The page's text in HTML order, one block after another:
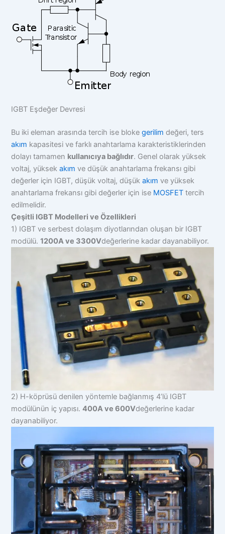
IGBT Eşdeğer Devresi
Bu iki eleman arasında tercih ise blokegerilim değeri, ters
akım kapasitesi ve farklı anahtarlama karakteristiklerinden
dolayı tamamen kullanıcıya bağlıdır. Genel olarak yüksek
voltaj, yüksekakım ve düşük anahtarlama frekansı gibi
değerler için IGBT, düşük voltaj, düşükakım ve yüksek
anahtarlama frekansı gibi değerler için ise MOSFET tercih
edilmelidir.
Çeşitli IGBT Modelleri ve Özellikleri
1) IGBT ve serbest dolaşım diyotlarından oluşan bir IGBT
modülü.1200A ve 3300Vdeğerlerine kadar dayanabiliyor.
2) H-köprüsü denilen yöntemle bağlanmış 4’lü IGBT
modülünün iç yapısı.400A ve 600Vdeğerlerine kadar
dayanabiliyor.